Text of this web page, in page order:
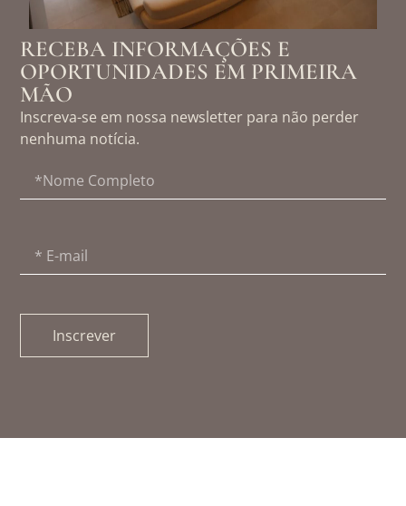
RECEBA INFORMAÇÕES E
OPORTUNIDADES EM PRIMEIRA
MÃO
Inscreva-se em nossa newsletter para não perder
nenhuma notícia.
Inscrever